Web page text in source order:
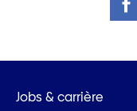
Jobs & carrière